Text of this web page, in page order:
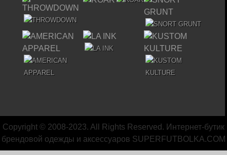
Copyright © 2008-2023. All Rights Reserved. Интернет-бутик
брендовой одежды и аксессуаров SUPERFUTBOLKA.COM